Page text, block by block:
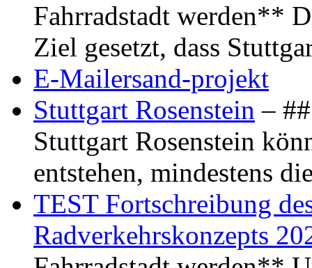
Fahrradstadt werden**
Ziel gesetzt, dass
E-Mailersand-projekt
Stuttgart Rosenstein –
Stuttgart Rosenstein
entstehen, mindestens
TEST Fortschreibung
Radverkehrskonzepts